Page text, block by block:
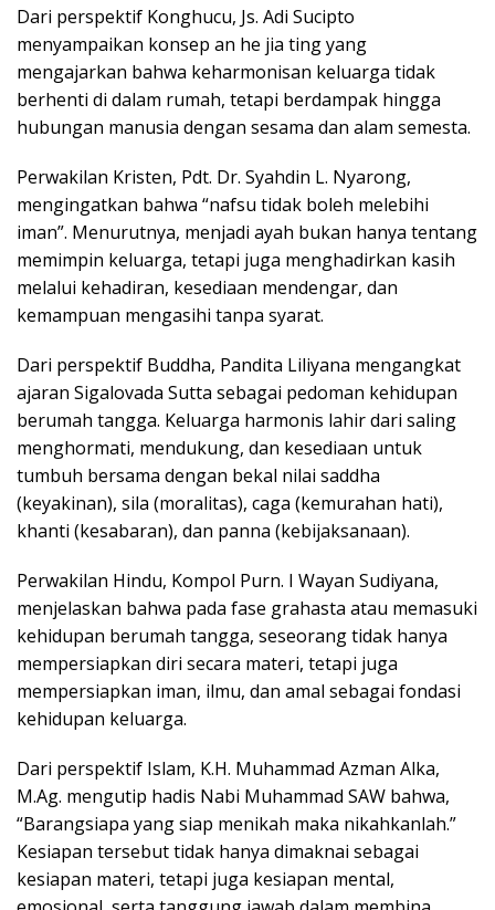
Dari perspektif Konghucu, Js. Adi Sucipto
menyampaikan konsep an he jia ting yang
mengajarkan bahwa keharmonisan keluarga tidak
berhenti di dalam rumah, tetapi berdampak hingga
hubungan manusia dengan sesama dan alam semesta.
Perwakilan Kristen, Pdt. Dr. Syahdin L. Nyarong,
mengingatkan bahwa “nafsu tidak boleh melebihi
iman”. Menurutnya, menjadi ayah bukan hanya tentang
memimpin keluarga, tetapi juga menghadirkan kasih
melalui kehadiran, kesediaan mendengar, dan
kemampuan mengasihi tanpa syarat.
Dari perspektif Buddha, Pandita Liliyana mengangkat
ajaran Sigalovada Sutta sebagai pedoman kehidupan
berumah tangga. Keluarga harmonis lahir dari saling
menghormati, mendukung, dan kesediaan untuk
tumbuh bersama dengan bekal nilai saddha
(keyakinan), sila (moralitas), caga (kemurahan hati),
khanti (kesabaran), dan panna (kebijaksanaan).
Perwakilan Hindu, Kompol Purn. I Wayan Sudiyana,
menjelaskan bahwa pada fase grahasta atau memasuki
kehidupan berumah tangga, seseorang tidak hanya
mempersiapkan diri secara materi, tetapi juga
mempersiapkan iman, ilmu, dan amal sebagai fondasi
kehidupan keluarga.
Dari perspektif Islam, K.H. Muhammad Azman Alka,
M.Ag. mengutip hadis Nabi Muhammad SAW bahwa,
“Barangsiapa yang siap menikah maka nikahkanlah.”
Kesiapan tersebut tidak hanya dimaknai sebagai
kesiapan materi, tetapi juga kesiapan mental,